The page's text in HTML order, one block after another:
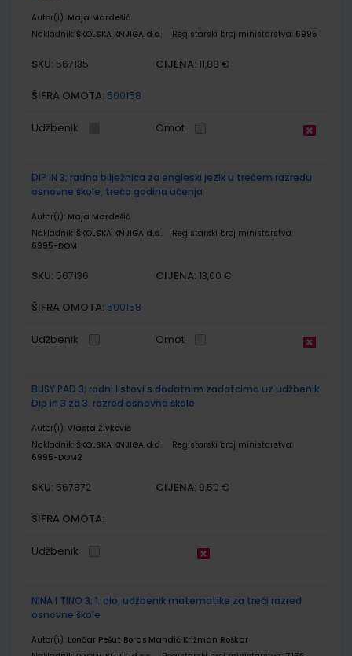
Autor(i): Maja Mardešić
Nakladnik: ŠKOLSKA KNJIGA d.d. Registarski broj ministarstva: 6995
SKU: 567135 CIJENA: 11,88 €
ŠIFRA OMOTA: 500158
Udžbenik Omot
DIP IN 3; radna bilježnica za engleski jezik u trećem razredu
osnovne škole, treća godina učenja
Autor(i): Maja Mardešić
Nakladnik: ŠKOLSKA KNJIGA d.d.
Registarski broj ministarstva:
6995-DOM
SKU: 567136 CIJENA: 13,00 €
ŠIFRA OMOTA: 500158
Udžbenik Omot
BUSY PAD 3; radni listovi s dodatnim zadatcima uz udžbenik
Dip in 3 za 3. razred osnovne škole
Autor(i): Vlasta Živković
Nakladnik: ŠKOLSKA KNJIGA d.d.
Registarski broj ministarstva:
6995-DOM2
SKU: 567872 CIJENA: 9,50 €
ŠIFRA OMOTA:
Udžbenik
NINA I TINO 3; 1. dio, udžbenik matematike za treći razred
osnovne škole
Autor(i): Lončar Pešut Boras Mandić Križman Roškar